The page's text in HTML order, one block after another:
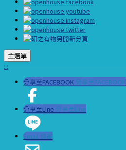
主選單
:::
分享至FACEBOOK 分享至FACEBOOK
分享至LIne 分享至LIne
Email 轉寄